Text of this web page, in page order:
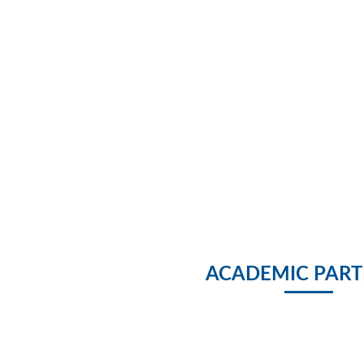
ACADEMIC